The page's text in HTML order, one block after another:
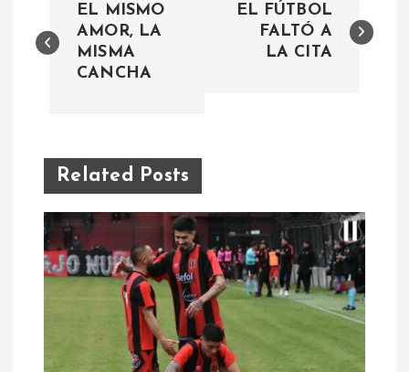
a
a
c
ó
EL MISMO
AMOR, LA
MISMA
CANCHA
EL FÚTBOL
FALTÓ A
LA CITA
Related Posts